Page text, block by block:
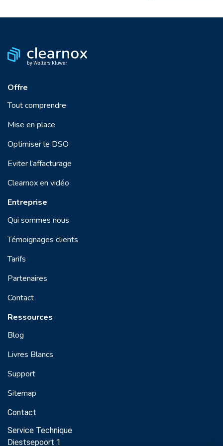
Offre
Tout comprendre
Mise en place
Optimiser le DSO
Eviter l’affacturage
Clearnox en vidéo
Entreprise
Qui sommes nous
Témoignages clients
Tarifs
Partenaires
Contact
Ressources
Blog
Livres Blancs
Support
Sitemap
Contact
Service Technique
Diestsepoort 1